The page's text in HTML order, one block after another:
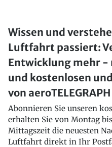
Wissen und
Luftfahrt passiert:
Entwicklung mehr -
und kostenlosen
von aeroTELEGRAPH
Abonnieren Sie unseren
erhalten Sie von Montag
Mittagszeit die neuesten
Luftfahrt direkt in Ihr